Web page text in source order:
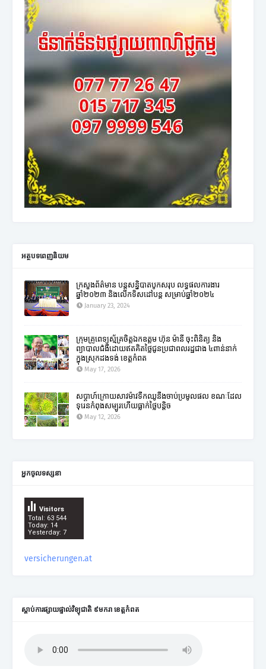
អត្ថបទពេញនិយម
ក្រសួងព័ត៌មាន បន្តសន្និបាតបូកសរុប លទ្ធផលការងារ
ឆ្នាំ២០២៣ និងលើកទិសដៅបន្ត សម្រាប់ឆ្នាំ២០២៤
January 23, 2024
ក្រុមគ្រូពេទ្យស្ម័គ្រចិត្តឯកឧត្តម ហ៊ុន ម៉ានី ចុះពិនិត្យ និង
ព្យាបាលជំងឺដោយឥតគិតថ្លៃជូនប្រជាពលរដ្ឋជាង ៤ពាន់នាក់
ក្នុងស្រុកដងទង់ ខេត្តកំពត
May 17, 2026
សប្តាហ៍ក្រោយសាវម៉ាវទឹកឈូនឹងចាប់ប្រមូលផល ខណៈដែល
ទុរេនកំពុងសម្បូរហើយធ្លាក់ថ្លៃបន្តិច
May 12, 2026
អ្នកចូលទស្សនា
Total: 63 544
Today: 14
Yesterday: 7
Visitors
versicherungen.at
ស្តាប់ការផ្សាយផ្ទាល់វិទ្យុជាតិ ៩មករា ខេត្តកំពត